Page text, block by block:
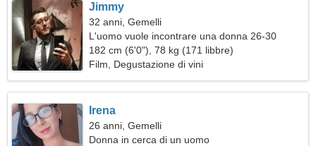
Jimmy
32 anni, Gemelli
L'uomo vuole incontrare una donna 26-30
182 cm (6'0"), 78 kg (171 libbre)
Film, Degustazione di vini
Irena
26 anni, Gemelli
Donna in cerca di un uomo